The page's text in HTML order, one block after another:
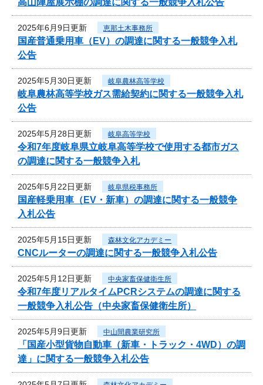
2025年6月9日更新 恵那土木事務所
国産普通乗用車（EV）の調達に関する一般競争入札
公告
2025年5月30日更新 岐阜農林高等学校
岐阜農林高等学校ガス需給契約に関する一般競争入札
公告
2025年5月28日更新 岐阜高等学校
令和7年度岐阜県立岐阜高等学校で使用する都市ガス
の調達に関する一般競争入札
2025年5月22日更新 岐阜県税事務所
国産軽乗用車（EV・新車）の調達に関する一般競争
入札公告
2025年5月15日更新 森林文化アカデミー
CNCルーターの調達に関する一般競争入札公告
2025年5月12日更新 中央家畜保健衛生所
令和7年度リアルタイムPCRシステムの調達に関する
一般競争入札公告（中央家畜保健衛生所）
2025年5月9日更新 中山間農業研究所
「国産小型貨物自動車（新車・トラック・4WD）の調
達」に関する一般競争入札公告